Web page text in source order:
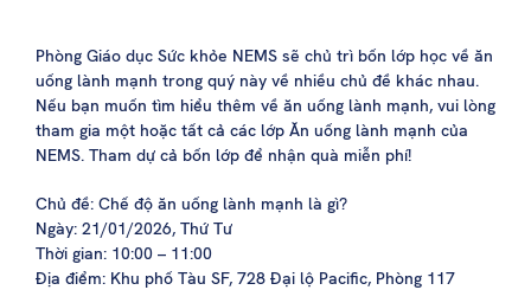
Phòng Giáo dục Sức khỏe NEMS sẽ chủ trì bốn lớp học về ăn
uống lành mạnh trong quý này về nhiều chủ đề khác nhau.
Nếu bạn muốn tìm hiểu thêm về ăn uống lành mạnh, vui lòng
tham gia một hoặc tất cả các lớp Ăn uống lành mạnh của
NEMS. Tham dự cả bốn lớp để nhận quà miễn phí!
Chủ đề: Chế độ ăn uống lành mạnh là gì?
Ngày: 21/01/2026, Thứ Tư
Thời gian: 10:00 – 11:00
Địa điểm: Khu phố Tàu SF, 728 Đại lộ Pacific, Phòng 117